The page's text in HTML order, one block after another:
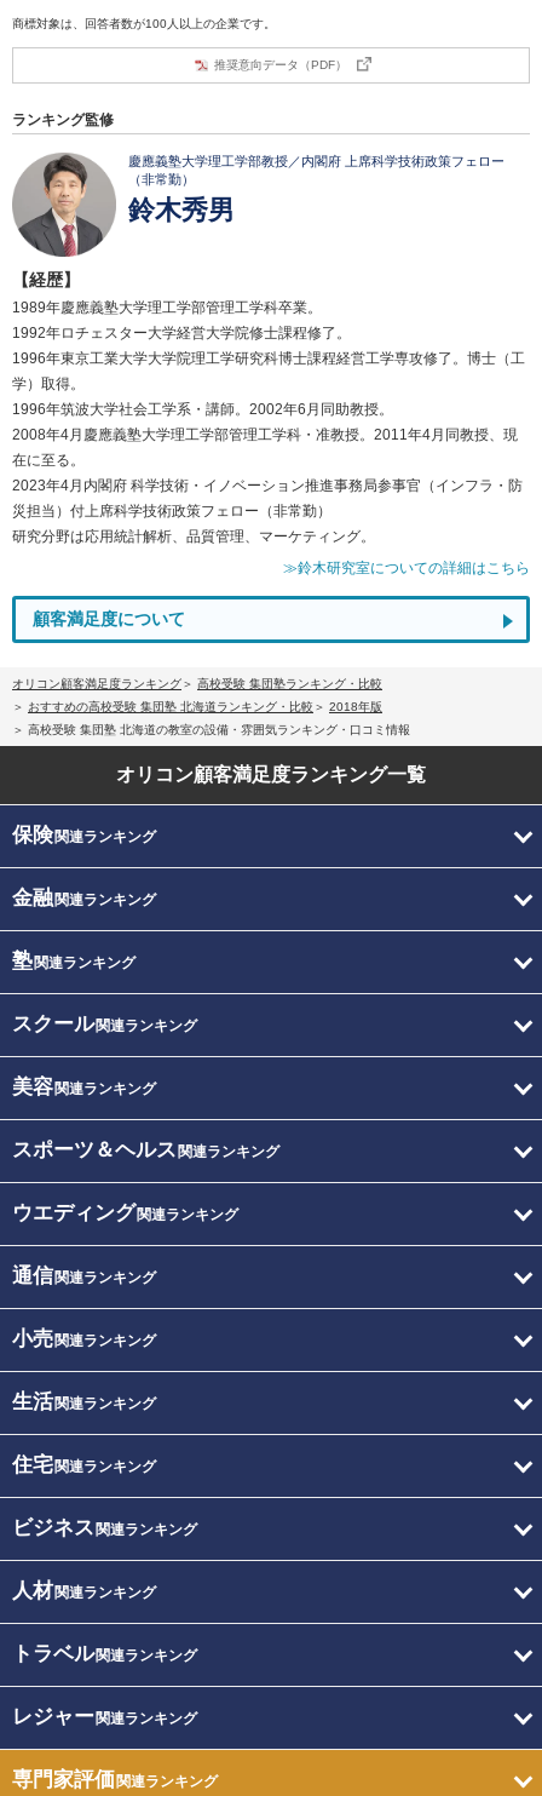
商標対象は、回答者数が100人以上の企業です。
推奨意向データ（PDF）
ランキング監修
慶應義塾大学理工学部教授／内閣府 上席科学技術政策フェロー
（非常勤）
鈴木秀男
【経歴】
1989年慶應義塾大学理工学部管理工学科卒業。
1992年ロチェスター大学経営大学院修士課程修了。
1996年東京工業大学大学院理工学研究科博士課程経営工学専攻修了。博士（工
学）取得。
1996年筑波大学社会工学系・講師。2002年6月同助教授。
2008年4月慶應義塾大学理工学部管理工学科・准教授。2011年4月同教授、現
在に至る。
2023年4月内閣府 科学技術・イノベーション推進事務局参事官（インフラ・防
災担当）付上席科学技術政策フェロー（非常勤）
研究分野は応用統計解析、品質管理、マーケティング。
≫鈴木研究室についての詳細はこちら
顧客満足度について
オリコン顧客満足度ランキング
高校受験 集団塾ランキング・比較
おすすめの高校受験 集団塾 北海道ランキング・比較
2018年版
高校受験 集団塾 北海道の教室の設備・雰囲気ランキング・口コミ情報
オリコン顧客満足度ランキング一覧
保険関連ランキング
金融関連ランキング
塾関連ランキング
スクール関連ランキング
美容関連ランキング
スポーツ＆ヘルス 関連ランキング
ウエディング関連ランキング
通信関連ランキング
小売関連ランキング
生活関連ランキング
住宅関連ランキング
ビジネス 関連ランキング
人材関連ランキング
トラベル関連ランキング
レジャー関連ランキング
専門家評価関連ランキング